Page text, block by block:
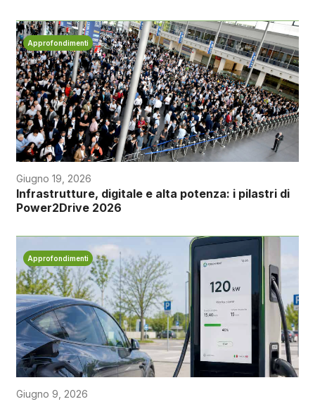
Approfondimenti
Giugno 19, 2026
Infrastrutture, digitale e alta potenza: i pilastri di
Power2Drive 2026
Approfondimenti
Giugno 9, 2026